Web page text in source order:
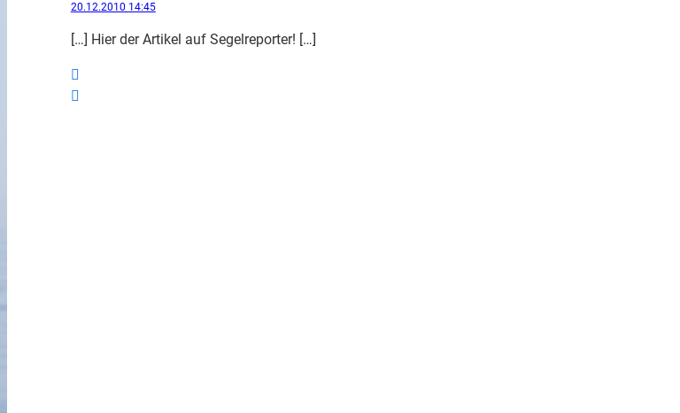
20.12.2010 14:45
[…] Hier der Artikel auf Segelreporter! […]